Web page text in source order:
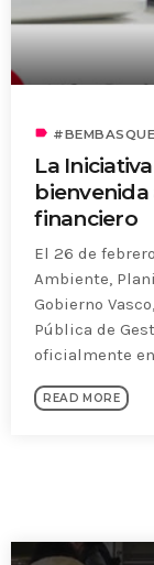
label
La
bienvenida
financiero
El 26 de
Ambiente,
Gobierno
Pública de
oficialmente en
READ MORE